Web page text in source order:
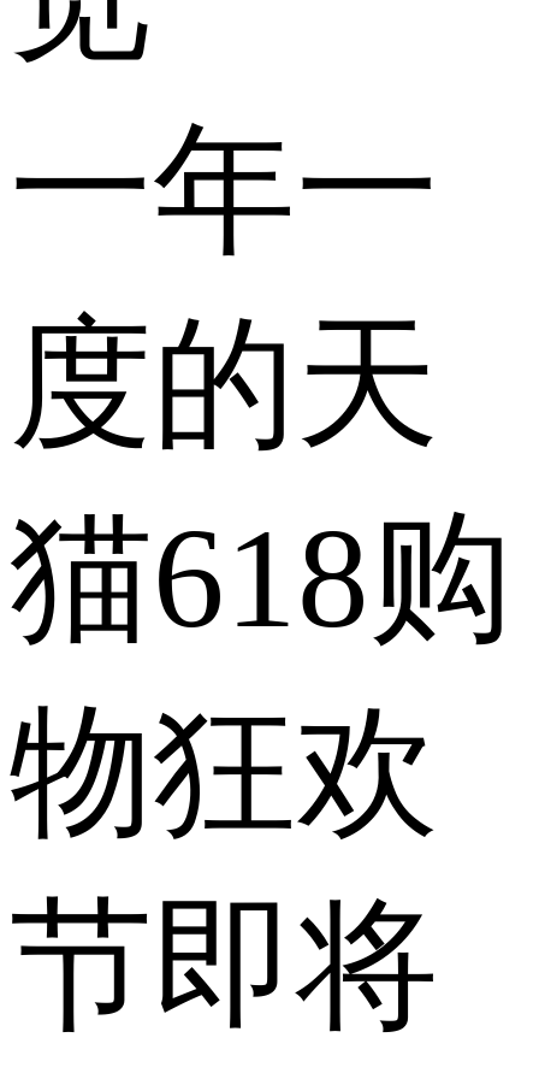
一年一
度的天
猫618购
物狂欢
节即将